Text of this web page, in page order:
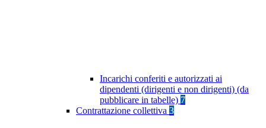
Incarichi conferiti e autorizzati ai
dipendenti (dirigenti e non dirigenti) (da
pubblicare in tabelle) 7
Contrattazione collettiva 3